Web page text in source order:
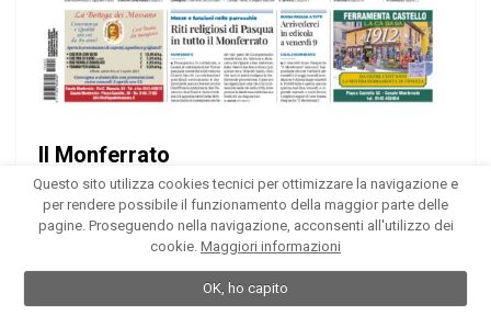
Il Monferrato
Edizione 26 del 02/04/2021
40 pagine
... 358
Questo sito utilizza cookies tecnici per ottimizzare la navigazione e
per rendere possibile il funzionamento della maggior parte delle
pagine. Proseguendo nella navigazione, acconsenti all'utilizzo dei
cookie. Maggiori informazioni
OK, ho capito